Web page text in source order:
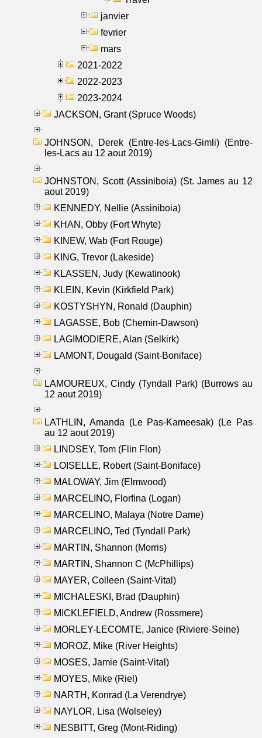
janvier
fevrier
mars
2021-2022
2022-2023
2023-2024
JACKSON, Grant (Spruce Woods)
JOHNSON, Derek (Entre-les-Lacs-Gimli) (Entre-
les-Lacs au 12 aout 2019)
JOHNSTON, Scott (Assiniboia) (St. James au 12
aout 2019)
KENNEDY, Nellie (Assiniboia)
KHAN, Obby (Fort Whyte)
KINEW, Wab (Fort Rouge)
KING, Trevor (Lakeside)
KLASSEN, Judy (Kewatinook)
KLEIN, Kevin (Kirkfield Park)
KOSTYSHYN, Ronald (Dauphin)
LAGASSE, Bob (Chemin-Dawson)
LAGIMODIERE, Alan (Selkirk)
LAMONT, Dougald (Saint-Boniface)
LAMOUREUX, Cindy (Tyndall Park) (Burrows au
12 aout 2019)
LATHLIN, Amanda (Le Pas-Kameesak) (Le Pas
au 12 aout 2019)
LINDSEY, Tom (Flin Flon)
LOISELLE, Robert (Saint-Boniface)
MALOWAY, Jim (Elmwood)
MARCELINO, Florfina (Logan)
MARCELINO, Malaya (Notre Dame)
MARCELINO, Ted (Tyndall Park)
MARTIN, Shannon (Morris)
MARTIN, Shannon C (McPhillips)
MAYER, Colleen (Saint-Vital)
MICHALESKI, Brad (Dauphin)
MICKLEFIELD, Andrew (Rossmere)
MORLEY-LECOMTE, Janice (Riviere-Seine)
MOROZ, Mike (River Heights)
MOSES, Jamie (Saint-Vital)
MOYES, Mike (Riel)
NARTH, Konrad (La Verendrye)
NAYLOR, Lisa (Wolseley)
NESBITT, Greg (Mont-Riding)